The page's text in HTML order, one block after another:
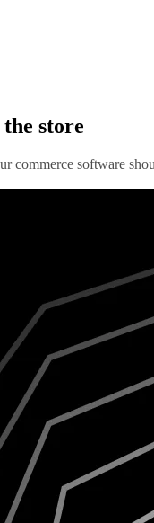
store
commerce software